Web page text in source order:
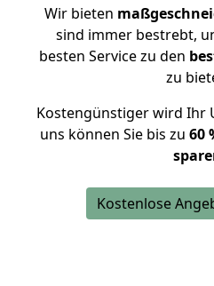
Wir bieten
sind immer bestrebt,
besten Service zu den
zu
Kostengünstiger wird Ihr
uns können Sie bis zu 60
Kostenlose